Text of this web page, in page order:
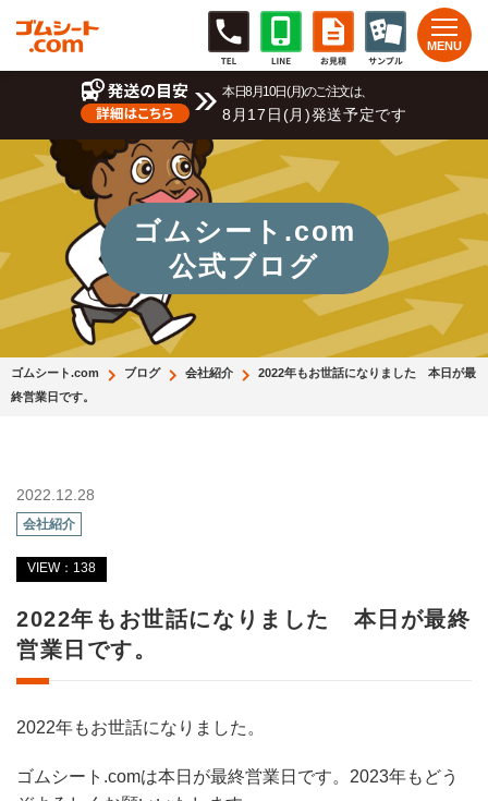
本日8月10日(月)のご注文は、
8月17日(月)発送予定です
ゴムシート.com
公式ブログ
ゴムシート.com ブログ 会社紹介
2022年もお世話になりました 本日が最
終営業日です。
2022.12.28
会社紹介
VIEW：138
2022年もお世話になりました 本日が最終
営業日です。
2022年もお世話になりました。
ゴムシート.comは本日が最終営業日です。2023年もどう